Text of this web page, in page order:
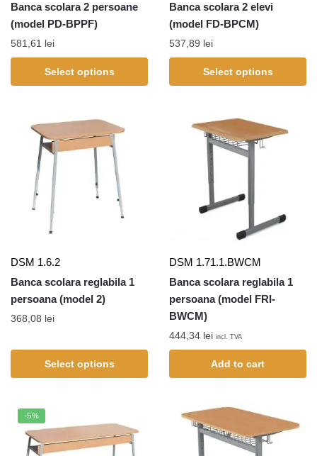
Banca scolara 2 persoane
(model PD-BPPF)
581,61 lei
Select options
Banca scolara 2 elevi
(model FD-BPCM)
537,89 lei
Select options
DSM 1.6.2
Banca scolara reglabila 1
persoana (model 2)
368,08 lei
Select options
DSM 1.71.1.BWCM
Banca scolara reglabila 1
persoana (model FRI-
BWCM)
444,34 lei incl. TVA
Add to cart
-5%